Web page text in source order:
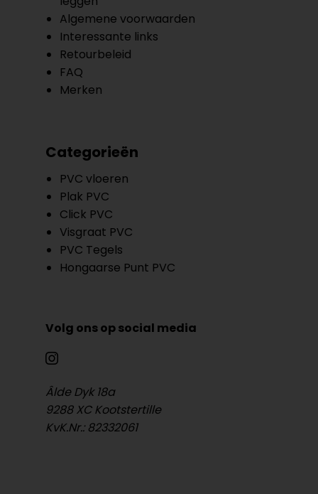
Algemene voorwaarden
Interessante links
Retourbeleid
FAQ
Merken
Categorieën
PVC vloeren
Plak PVC
Click PVC
Visgraat PVC
PVC Tegels
Hongaarse Punt PVC
Volg ons op social media
Âlde Dyk 18a
9288 XC Kootstertille
KvK.Nr.: 82332061